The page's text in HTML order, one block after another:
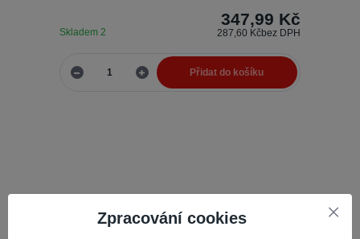
347,99 Kč
287,60 Kčbez DPH
Skladem 2
Přidat do košíku
Zpracování cookies